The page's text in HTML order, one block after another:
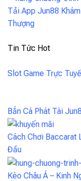
Tải App Jun88
Thượng
Tin Tức Hot
Slot Game Trực
Bắn Cá Phát Tài
Cách Chơi Baccarat
Đầu
Kèo Châu Á – Kinh